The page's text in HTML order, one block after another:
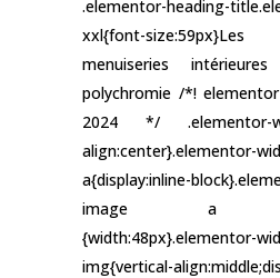
.elementor-heading-
xxl{font-
menuiseries
polychromie /*!
2024 */ .elementor-
align:center}.elementor-
a{display:inline-
image a
{width:48px}.elementor-
img{vertical-